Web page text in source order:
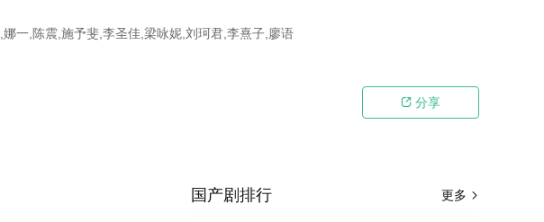
一,陈震,施予斐,李圣佳,梁咏妮,刘珂君,李熹子,廖语
 分享
更多 
国产剧排行